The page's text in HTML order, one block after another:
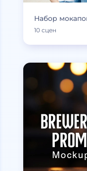
Набор
10 сцен